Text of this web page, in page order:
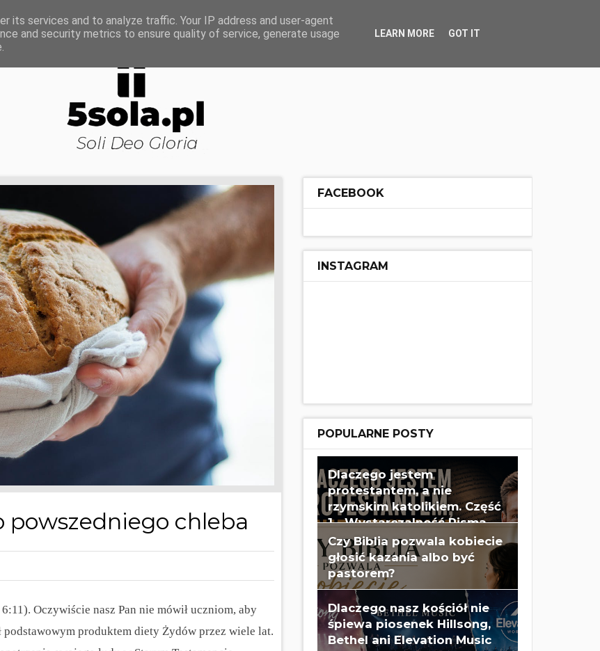
NAUKA DOJRZAŁOŚĆ DUCHOWA KOŚCIÓŁ INNE
powszedniego chleba
Oczywiście nasz Pan nie mówił uczniom, aby
produktem diety Żydów przez wiele lat.
FACEBOOK
INSTAGRAM
POPULARNE POSTY
Dlaczego jestem
protestantem, a nie
rzymskim katolikiem. Część
1 - Wystarczalność Pisma
Świętego - Wes Huff
Czy Biblia pozwala kobiecie
głosić kazania albo być
pastorem?
Dlaczego nasz kościół nie
śpiewa piosenek Hillsong,
Bethel ani Elevation Music
its services and to analyze traffic. Your IP address and user-agent
and security metrics to ensure quality of service, generate usage
LEARN MORE GOT IT